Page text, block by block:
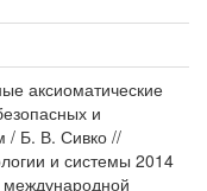
аксиоматические
и
/ Б. В. Сивко //
и системы 2014